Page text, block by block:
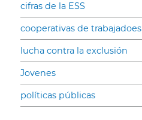
cifras de la ESS
cooperativas de trabajadoes
lucha contra la exclusión
Jovenes
políticas públicas